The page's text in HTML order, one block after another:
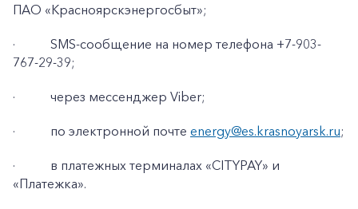
ПАО «Красноярскэнергосбыт»;
·
SMS-сообщение на номер телефона +7-903-
767-29-39;
· через мессенджер Viber;
· по электронной почте energy@es.krasnoyarsk.ru;
·
в платежных терминалах «CITYPAY» и
«Платежка».